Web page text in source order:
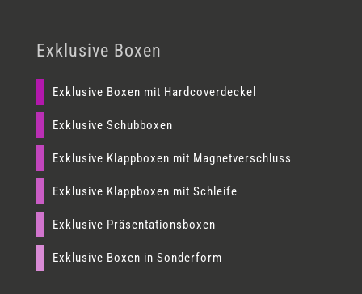
Exklusive Boxen
Exklusive Boxen mit Hardcoverdeckel
Exklusive Schubboxen
Exklusive Klappboxen mit Magnetverschluss
Exklusive Klappboxen mit Schleife
Exklusive Präsentationsboxen
Exklusive Boxen in Sonderform